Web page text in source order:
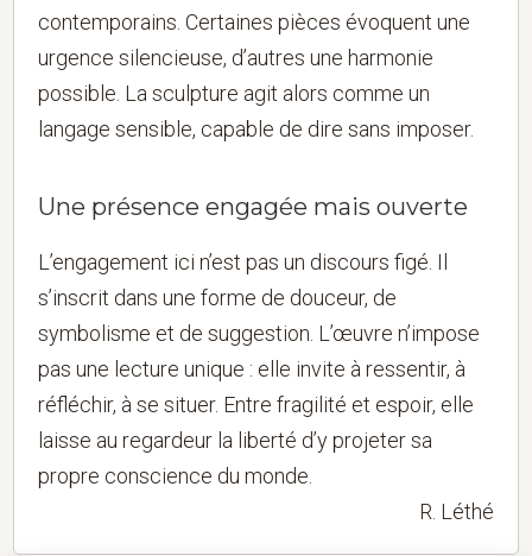
contemporains. Certaines pièces évoquent une
urgence silencieuse, d’autres une harmonie
possible. La sculpture agit alors comme un
langage sensible, capable de dire sans imposer.
Une présence engagée mais ouverte
L’engagement ici n’est pas un discours figé. Il
s’inscrit dans une forme de douceur, de
symbolisme et de suggestion. L’œuvre n’impose
pas une lecture unique : elle invite à ressentir, à
réfléchir, à se situer. Entre fragilité et espoir, elle
laisse au regardeur la liberté d’y projeter sa
propre conscience du monde.
R. Léthé